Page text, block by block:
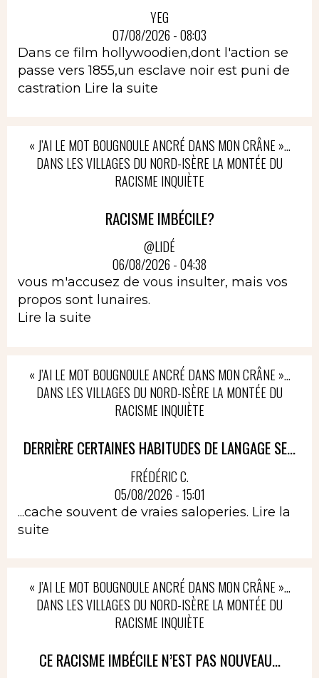
YEG
07/08/2026 - 08:03
Dans ce film hollywoodien,dont l'action se
passe vers 1855,un esclave noir est puni de
castration Lire la suite
« J’AI LE MOT BOUGNOULE ANCRÉ DANS MON CRÂNE »…
DANS LES VILLAGES DU NORD-ISÈRE LA MONTÉE DU
RACISME INQUIÈTE
RACISME IMBÉCILE?
@LIDÉ
06/08/2026 - 04:38
vous m'accusez de vous insulter, mais vos
propos sont lunaires.
Lire la suite
« J’AI LE MOT BOUGNOULE ANCRÉ DANS MON CRÂNE »…
DANS LES VILLAGES DU NORD-ISÈRE LA MONTÉE DU
RACISME INQUIÈTE
DERRIÈRE CERTAINES HABITUDES DE LANGAGE SE...
FRÉDÉRIC C.
05/08/2026 - 15:01
...cache souvent de vraies saloperies. Lire la
suite
« J’AI LE MOT BOUGNOULE ANCRÉ DANS MON CRÂNE »…
DANS LES VILLAGES DU NORD-ISÈRE LA MONTÉE DU
RACISME INQUIÈTE
CE RACISME IMBÉCILE N’EST PAS NOUVEAU...